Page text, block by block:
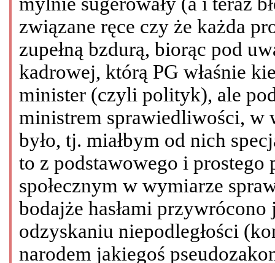
związane ręce czy że każda
zupełną bzdurą, biorąc pod
kadrowej, którą PG właśnie
minister (czyli polityk), ale
ministrem sprawiedliwości, w
było, tj. miałbym od nich
to z podstawowego i
społecznym w wymiarze
bodajże hasłami
odzyskaniu niepodległości
narodem jakiegoś